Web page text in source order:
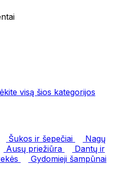
visą šios kategorijos
Šukos ir šepečiai
Nagų
Ausų priežiūra
Dantų ir
Gydomieji šampūnai